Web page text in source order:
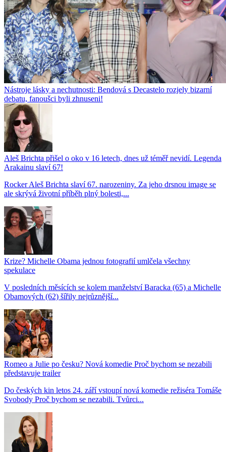
Nástroje lásky a nechutnosti: Bendová s Decastelo rozjely bizarní
debatu, fanoušci byli zhnuseni!
Aleš Brichta přišel o oko v 16 letech, dnes už téměř nevidí. Legenda
Arakainu slaví 67!
Rocker Aleš Brichta slaví 67. narozeniny. Za jeho drsnou image se
ale skrývá životní příběh plný bolesti,...
Krize? Michelle Obama jednou fotografií umlčela všechny
spekulace
V posledních měsících se kolem manželství Baracka (65) a Michelle
Obamových (62) šířily nejrůznější...
Romeo a Julie po česku? Nová komedie Proč bychom se nezabili
představuje trailer
Do českých kin letos 24. září vstoupí nová komedie režiséra Tomáše
Svobody Proč bychom se nezabili. Tvůrci...